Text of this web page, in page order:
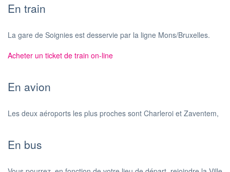
En train
La gare de Soignies est desservie par la ligne Mons/Bruxelles.
Acheter un ticket de train on-line
En avion
Les deux aéroports les plus proches sont Charleroi et Zaventem,
En bus